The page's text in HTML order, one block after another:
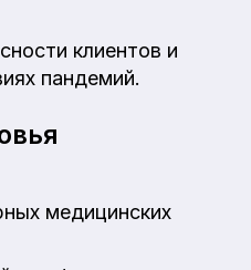
клиентов и
пандемий.
медицинских